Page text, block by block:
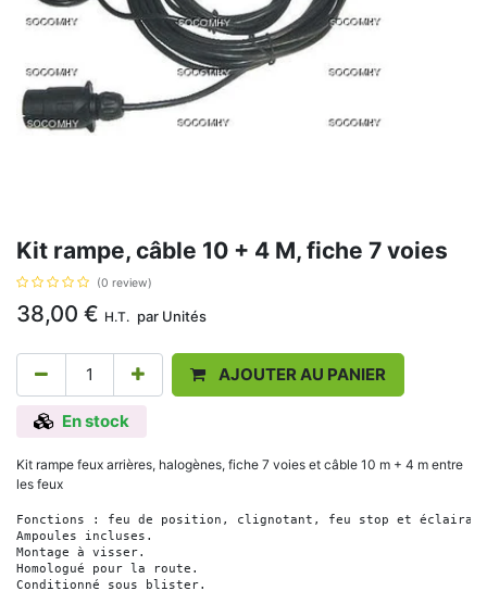
Kit rampe, câble 10 + 4 M, fiche 7 voies
(0 review)
38,00 € H.T. par Unités
AJOUTER AU PANIER
En stock
Kit rampe feux arrières, halogènes, fiche 7 voies et câble 10 m + 4 m entre
les feux
Fonctions : feu de position, clignotant, feu stop et
Ampoules incluses.
Montage à visser.
Homologué pour la route.
Conditionné sous blister.